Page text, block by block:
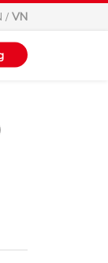
/ VN